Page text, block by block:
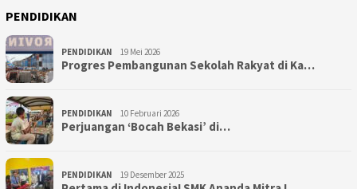
PENDIDIKAN
PENDIDIKAN 19 Mei 2026
Progres Pembangunan Sekolah Rakyat di Ka…
PENDIDIKAN 10 Februari 2026
Perjuangan ‘Bocah Bekasi’ di…
PENDIDIKAN 19 Desember 2025